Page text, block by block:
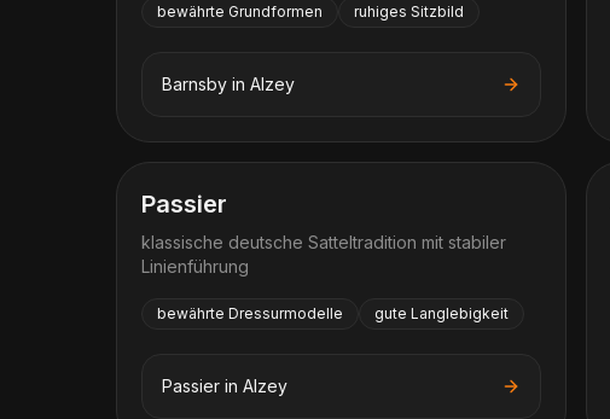
bewährte Grundformen ruhiges Sitzbild
Barnsby in Alzey
Passier
klassische deutsche Satteltradition mit stabiler
Linienführung
bewährte Dressurmodelle gute Langlebigkeit
Passier in Alzey